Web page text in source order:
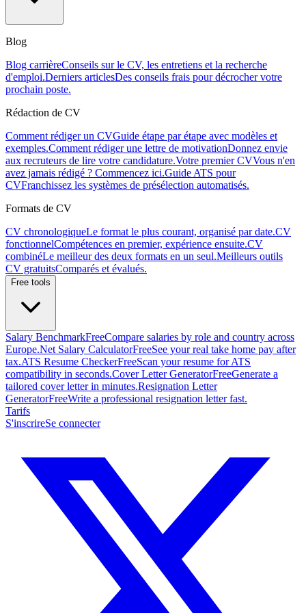
Blog
Blog carrièreConseils sur le CV, les entretiens et la recherche
d'emploi.Derniers articlesDes conseils frais pour décrocher votre
prochain poste.
Rédaction de CV
Comment rédiger un CVGuide étape par étape avec modèles et
exemples.Comment rédiger une lettre de motivationDonnez envie
aux recruteurs de lire votre candidature.Votre premier CVVous n'en
avez jamais rédigé ? Commencez ici.Guide ATS pour
CVFranchissez les systèmes de présélection automatisés.
Formats de CV
CV chronologiqueLe format le plus courant, organisé par date.CV
fonctionnelCompétences en premier, expérience ensuite.CV
combinéLe meilleur des deux formats en un seul.Meilleurs outils
CV gratuitsComparés et évalués.
Free tools
Salary BenchmarkFreeCompare salaries by role and country across
Europe.Net Salary CalculatorFreeSee your real take home pay after
tax.ATS Resume CheckerFreeScan your resume for ATS
compatibility in seconds.Cover Letter GeneratorFreeGenerate a
tailored cover letter in minutes.Resignation Letter
GeneratorFreeWrite a professional resignation letter fast.
Tarifs
S'inscrireSe connecter